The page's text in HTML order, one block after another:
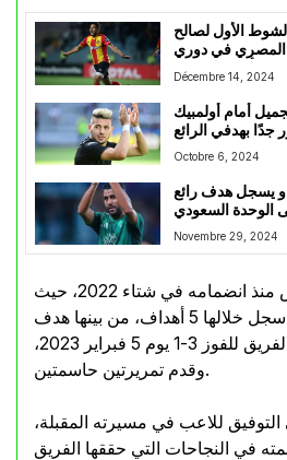
الأول لصالح
المصري في دوري
أبطال إفريقيا
Décembre 14, 2024
أمام أولمبيك
Octobre 6, 2024
و يسجل هدف رائع
السعودي
Novembre 29, 2024
وبرز براهمي مع نيس منذ انضمامه في شتاء 2022، حيث
شارك في 57 مباراة، سجل خلالها 5 أهداف، من بينها هدف
رائع في مرسيليا قاد الفريق للفوز 3-1 يوم 5 فبراير 2023،
وقدم تمريرتين حاسمتين.
للاعب في مسيرته المقبلة،
في النجاحات التي حققها الفريق